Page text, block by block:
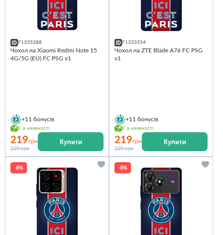
F1335288
Чохол на Xiaomi Redmi Note 15
4G/5G (EU) FC PSG v1
+11 бонусів
Є в наявності
219грн
239 грн
Купити
F1333354
Чохол на ZTE Blade A76 FC PSG
v1
+11 бонусів
Є в наявності
219грн
239 грн
Купити
-8% -8%